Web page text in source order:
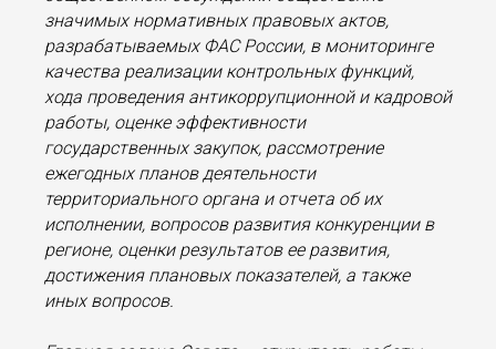
значимых нормативных правовых актов,
разрабатываемых ФАС России, в мониторинге
качества реализации контрольных функций,
хода проведения антикоррупционной и кадровой
работы, оценке эффективности
государственных закупок, рассмотрение
ежегодных планов деятельности
территориального органа и отчета об их
исполнении, вопросов развития конкуренции в
регионе, оценки результатов ее развития,
достижения плановых показателей, а также
иных вопросов.